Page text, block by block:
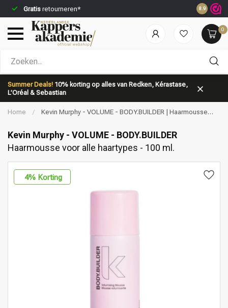
Gratis retourneren* Voor
8.9
0
Summer Deals! 10% korting op alles van Redken, Kérastase,
L’Oréal & Sebastian
Welke categorie ben jij naar op zoek?
Merken Haarverzorging
Home /
Kevin Murphy - VOLUME - BODY.BUILDER | Haarmousse
Kevin Murphy - VOLUME - BODY.BUILDER
Haarmousse voor alle haartypes - 100 ml.
4% Korting